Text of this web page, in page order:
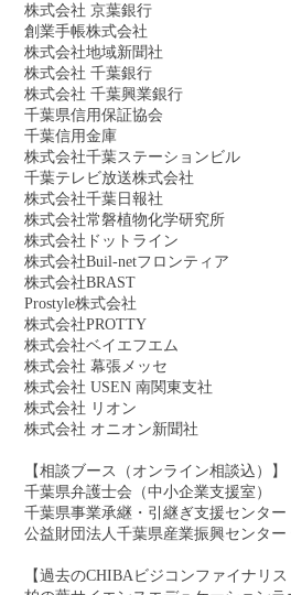
株式会社 京葉銀行
創業手帳株式会社
株式会社地域新聞社
株式会社 千葉銀行
株式会社 千葉興業銀行
千葉県信用保証協会
千葉信用金庫
株式会社千葉ステーションビル
千葉テレビ放送株式会社
株式会社千葉日報社
株式会社常磐植物化学研究所
株式会社ドットライン
株式会社Buil-netフロンティア
株式会社BRAST
Prostyle株式会社
株式会社PROTTY
株式会社ベイエフエム
株式会社 幕張メッセ
株式会社 USEN 南関東支社
株式会社 リオン
株式会社 オニオン新聞社
【相談ブース（オンライン相談込）】
千葉県弁護士会（中小企業支援室）
千葉県事業承継・引継ぎ支援センター
公益財団法人千葉県産業振興センタ
【過去のCHIBAビジコンファイナリス